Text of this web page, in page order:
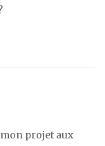
projet aux